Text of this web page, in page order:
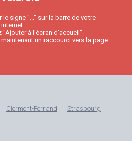
le signe "..." sur la barre de votre
"Ajouter à l'écran d'accueil"
un raccourci vers la page
Clermont-Ferrand
Strasbourg